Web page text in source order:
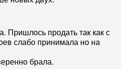
Пришлось продать так как с
слабо принимала но на
брала.